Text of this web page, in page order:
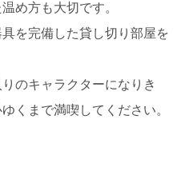
め方も大切です。
を完備した貸し切り部屋を
のキャラクターになりき
くまで満喫してください。